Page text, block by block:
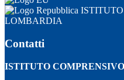
LOMBARDIA
Contatti
ISTITUTO